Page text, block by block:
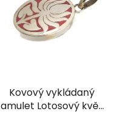
Kovový vykládaný
amulet Lotosový květ